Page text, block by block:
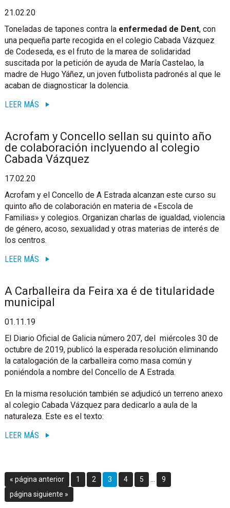
21.02.20
Toneladas de tapones contra la enfermedad de Dent, con
una pequeña parte recogida en el colegio Cabada Vázquez
de Codeseda, es el fruto de la marea de solidaridad
suscitada por la petición de ayuda de María Castelao, la
madre de Hugo Yáñez, un joven futbolista padronés al que le
acaban de diagnosticar la dolencia.
LEER MÁS
Acrofam y Concello sellan su quinto año
de colaboración inclyuendo al colegio
Cabada Vázquez
17.02.20
Acrofam y el Concello de A Estrada alcanzan este curso su
quinto año de colaboración en materia de «Escola de
Familias» y colegios. Organizan charlas de igualdad, violencia
de género, acoso, sexualidad y otras materias de interés de
los centros.
LEER MÁS
A Carballeira da Feira xa é de titularidade
municipal
01.11.19
El Diario Oficial de Galicia número 207, del miércoles 30 de
octubre de 2019, publicó la esperada resolución eliminando
la catalogación de la carballeira como masa común y
poniéndola a nombre del Concello de A Estrada.
En la misma resolución también se adjudicó un terreno anexo
al colegio Cabada Vázquez para dedicarlo a aula de la
naturaleza. Este es el texto:
LEER MÁS
« Ir
la
página anterior
Go
to
1
Go
to
2
Go
to
3
Go
to
4
Go
to
5
Páginas
intermedias
Go
to
9
Ir
a
página siguiente »